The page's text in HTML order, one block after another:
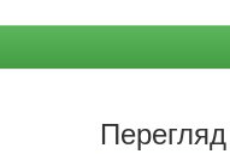
Перегляд